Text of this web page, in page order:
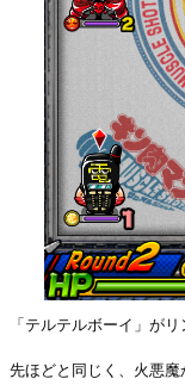
「テルテルボーイ」が
先ほどと同じく、火悪